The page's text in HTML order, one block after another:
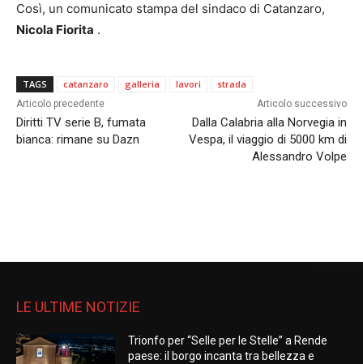
Così, un comunicato stampa del sindaco di Catanzaro,
Nicola Fiorita .
TAGS catanzaro galleria lavori strada
Articolo precedente
Diritti TV serie B, fumata
bianca: rimane su Dazn
Articolo successivo
Dalla Calabria alla Norvegia in
Vespa, il viaggio di 5000 km di
Alessandro Volpe
LE ULTIME NOTIZIE
Trionfo per “Selle per le Stelle” a Rende
paese: il borgo incanta tra bellezza e